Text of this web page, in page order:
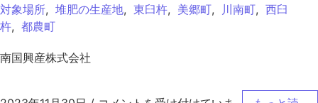
対象場所, 堆肥の生産地, 東臼杵, 美郷町, 川南町, 西臼
杵, 都農町
南国興産株式会社